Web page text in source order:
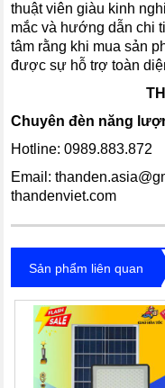
thuật viên giàu kinh
mắc và hướng dẫn chi
tâm rằng khi mua sản
được sự hỗ trợ toàn
Chuyên đèn năng
Hotline: 0989.883.872
Email:
thandenviet.com
Sản phẩm liên quan